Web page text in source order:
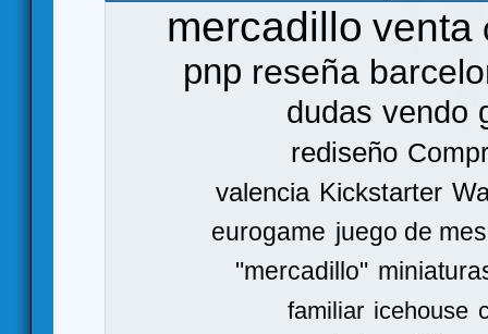
mercadillo venta
pnp reseña
dudas vendo
rediseño
valencia Kickstarter
eurogame juego de
"mercadillo"
familiar icehouse